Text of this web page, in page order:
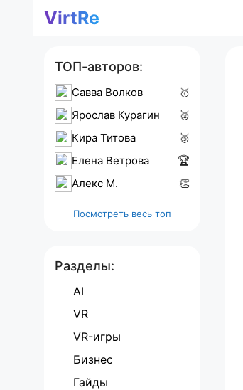
ПерейтиVirtRe
ТОП-авторов:
Савва Волков
🥇
Ярослав Курагин
🥈
Кира Титова
🥉
Елена Ветрова
🏆
Алекс M.
👏
Посмотреть весь топ
Разделы:
AI
VR
VR-игры
Бизнес
Гайды